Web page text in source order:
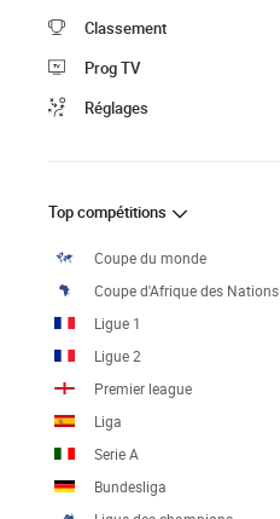
Classement
Prog TV
Réglages
Top compétitions
Coupe du monde
Coupe d'Afrique des Nations
Ligue 1
Ligue 2
Premier league
Liga
Serie A
Bundesliga